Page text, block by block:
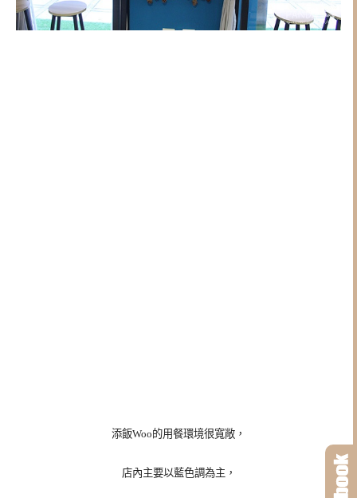
添飯Woo的用餐環境很寬敞，
店內主要以藍色調為主，